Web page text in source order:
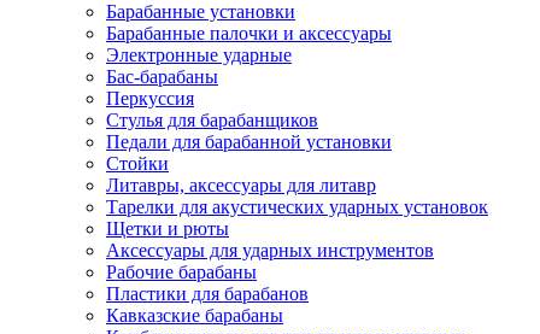
Барабанные установки
Барабанные палочки и аксессуары
Электронные ударные
Бас-барабаны
Перкуссия
Стулья для барабанщиков
Педали для барабанной установки
Стойки
Литавры, аксессуары для литавр
Тарелки для акустических ударных установок
Щетки и рюты
Аксессуары для ударных инструментов
Рабочие барабаны
Пластики для барабанов
Кавказские барабаны